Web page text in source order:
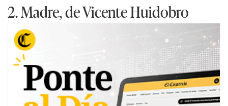
2. Madre, de Vicente Huidobro